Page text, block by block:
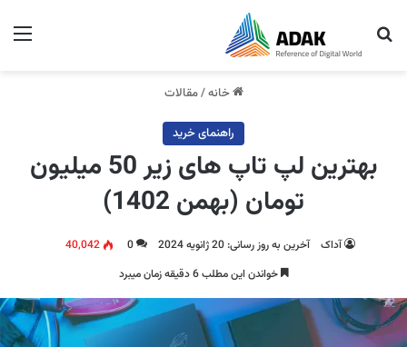
جستجو برای
خانه/مقالات
راهنمای خرید
بهترین لپ تاپ های زیر 50 میلیون
تومان (بهمن 1402)
آداک آخرین به روز رسانی: 20 ژانویه 2024 0
40,042
خواندن این مطلب 6 دقیقه زمان میبرد